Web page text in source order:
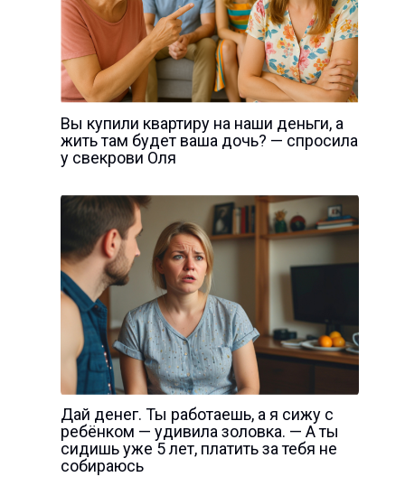
Вы купили квартиру на наши деньги, а
жить там будет ваша дочь? — спросила
у свекрови Оля
Дай денег. Ты работаешь, а я сижу с
ребёнком — удивила золовка. — А ты
сидишь уже 5 лет, платить за тебя не
собираюсь